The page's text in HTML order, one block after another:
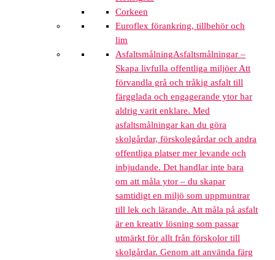
Corkeen
Euroflex förankring, tillbehör och
lim
AsfaltsmålningAsfaltsmålningar –
Skapa livfulla offentliga miljöer Att
förvandla grå och tråkig asfalt till
färgglada och engagerande ytor har
aldrig varit enklare. Med
asfaltsmålningar kan du göra
skolgårdar, förskolegårdar och andra
offentliga platser mer levande och
inbjudande. Det handlar inte bara
om att måla ytor – du skapar
samtidigt en miljö som uppmuntrar
till lek och lärande. Att måla på asfalt
är en kreativ lösning som passar
utmärkt för allt från förskolor till
skolgårdar. Genom att använda färg